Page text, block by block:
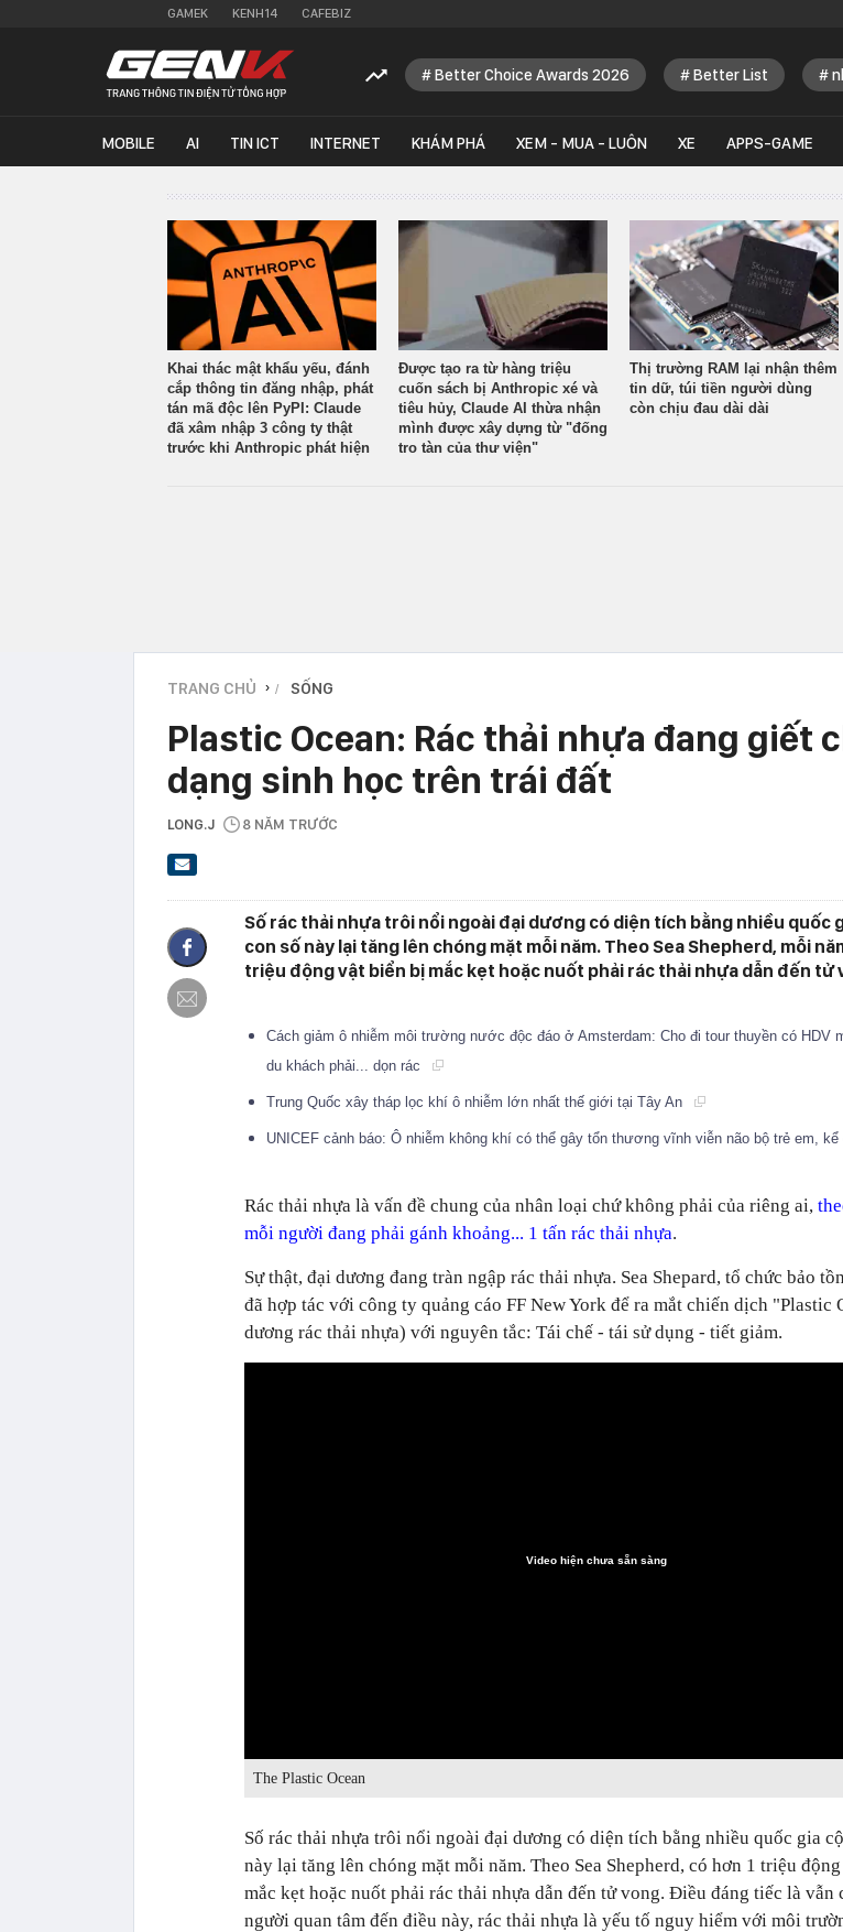
GAMEK KENH14 CAFEBIZ
Better Choice Awards 2026 Better List
MOBILE AI TIN ICT INTERNET KHÁM PHÁ XEM - MUA - LUÔN XE APPS-GAME
Khai thác mật khẩu yếu, đánh
cắp thông tin đăng nhập, phát
tán mã độc lên PyPI: Claude
đã xâm nhập 3 công ty thật
trước khi Anthropic phát hiện
Được tạo ra từ hàng triệu
cuốn sách bị Anthropic xé và
tiêu hủy, Claude AI thừa nhận
mình được xây dựng từ "đống
tro tàn của thư viện"
Thị trường RAM lại nhận thêm
tin dữ, túi tiền người dùng
còn chịu đau dài dài
TRANG CHỦ › SỐNG
Plastic Ocean: Rác thải nhựa đang giết
dạng sinh học trên trái đất
LONG.J 8 NĂM TRƯỚC
Số rác thải nhựa trôi nổi ngoài đại dương có diện tích bằng nhiều quốc
con số này lại tăng lên chóng mặt mỗi năm. Theo Sea Shepherd, mỗi
triệu động vật biển bị mắc kẹt hoặc nuốt phải rác thải nhựa dẫn đến tử
Cách giảm ô nhiễm môi trường nước độc đáo ở Amsterdam: Cho đi tour thuyền có HDV
du khách phải... dọn rác
Trung Quốc xây tháp lọc khí ô nhiễm lớn nhất thế giới tại Tây An
UNICEF cảnh báo: Ô nhiễm không khí có thể gây tổn thương vĩnh viễn não bộ trẻ em, kể
Rác thải nhựa là vấn đề chung của nhân loại chứ không phải của riêng ai,
mỗi người đang phải gánh khoảng... 1 tấn rác thải nhựa.
Sự thật, đại dương đang tràn ngập rác thải nhựa. Sea Shepard, tổ chức bảo
đã hợp tác với công ty quảng cáo FF New York để ra mắt chiến dịch "Plastic
dương rác thải nhựa) với nguyên tắc: Tái chế - tái sử dụng - tiết giảm.
Video hiện chưa sẵn sàng
The Plastic Ocean
Số rác thải nhựa trôi nổi ngoài đại dương có diện tích bằng nhiều quốc gia
này lại tăng lên chóng mặt mỗi năm. Theo Sea Shepherd, có hơn 1 triệu
mắc kẹt hoặc nuốt phải rác thải nhựa dẫn đến tử vong. Điều đáng tiếc là vẫn
người quan tâm đến điều này, rác thải nhựa là yếu tố nguy hiểm với môi